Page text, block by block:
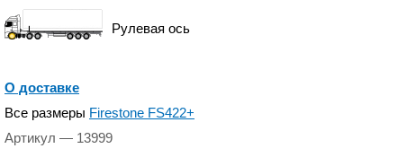
Рулевая ось
О доставке
Все размеры Firestone FS422+
Артикул — 13999